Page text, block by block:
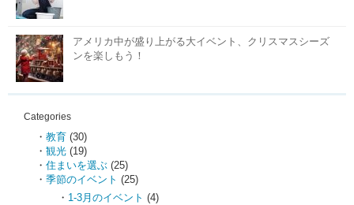
アメリカ中が盛り上がる大イベント、クリスマスシーズ
ンを楽しもう！
Categories
教育 (30)
観光 (19)
住まいを選ぶ (25)
季節のイベント (25)
1-3月のイベント (4)